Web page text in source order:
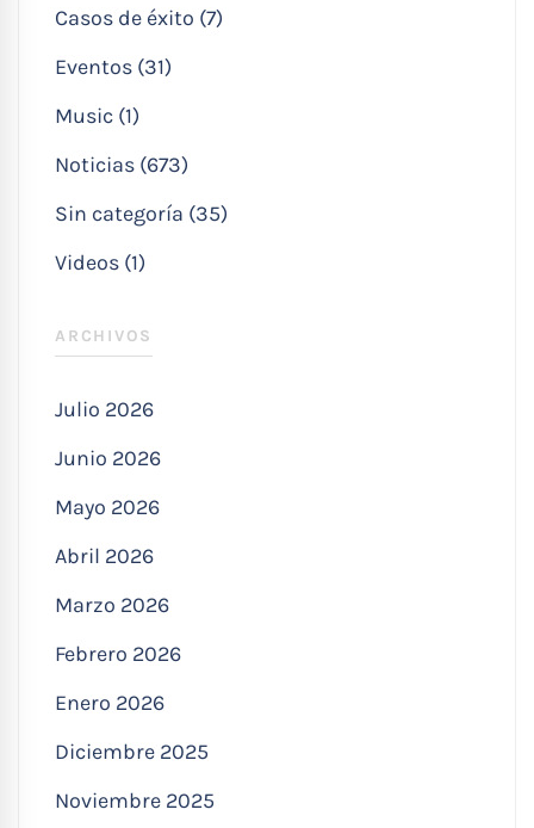
Casos de éxito (7)
Eventos (31)
Music (1)
Noticias (673)
Sin categoría (35)
Videos (1)
ARCHIVOS
Julio 2026
Junio 2026
Mayo 2026
Abril 2026
Marzo 2026
Febrero 2026
Enero 2026
Diciembre 2025
Noviembre 2025